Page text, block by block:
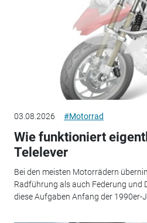
03.08.2026 #Motorrad
Wie funktioniert
Telelever
Bei den meisten Motorrädern
Radführung als auch Federung und
diese Aufgaben Anfang der 1990er-